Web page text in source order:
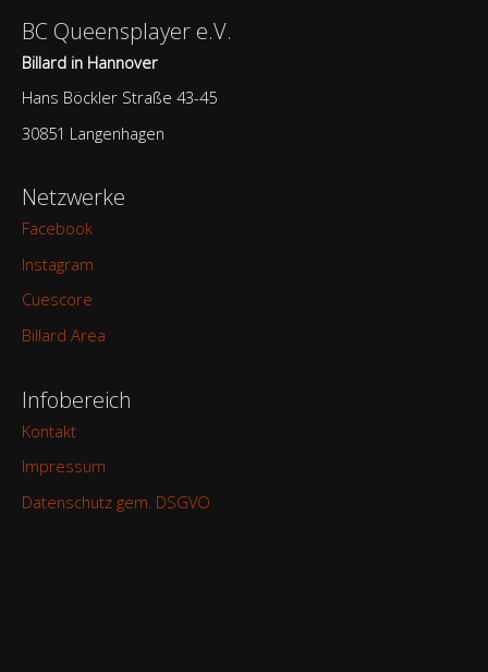
BC Queensplayer e.V.
Billard in Hannover
Hans Böckler Straße 43-45
30851 Langenhagen
Netzwerke
Facebook
Instagram
Cuescore
Billard Area
Infobereich
Kontakt
Impressum
Datenschutz gem. DSGVO